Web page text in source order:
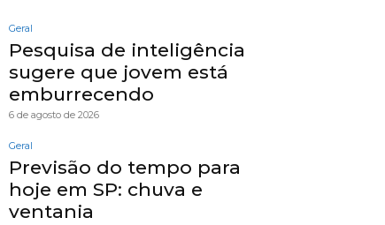
Geral
Pesquisa de inteligência
sugere que jovem está
emburrecendo
6 de agosto de 2026
Geral
Previsão do tempo para
hoje em SP: chuva e
ventania